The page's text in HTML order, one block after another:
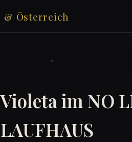
»
Violeta im NO
LAUFHAUS